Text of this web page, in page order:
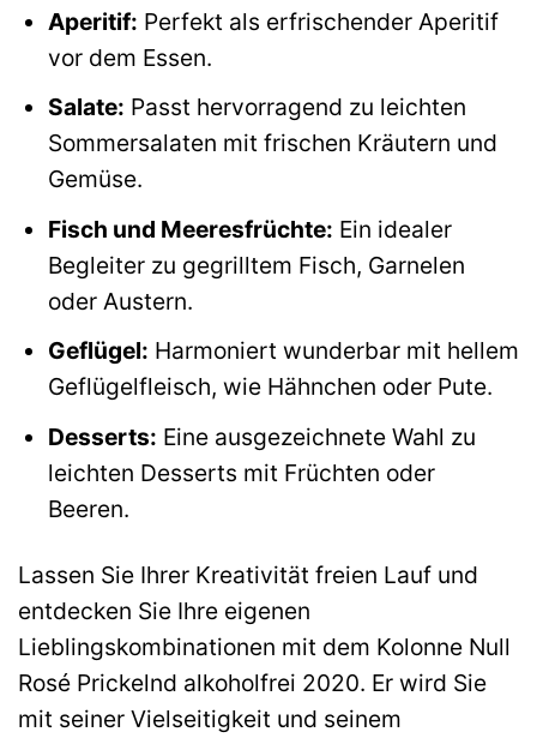
Aperitif: Perfekt als erfrischender Aperitif
vor dem Essen.
Salate: Passt hervorragend zu leichten
Sommersalaten mit frischen Kräutern und
Gemüse.
Fisch und Meeresfrüchte: Ein idealer
Begleiter zu gegrilltem Fisch, Garnelen
oder Austern.
Geflügel: Harmoniert wunderbar mit hellem
Geflügelfleisch, wie Hähnchen oder Pute.
Desserts: Eine ausgezeichnete Wahl zu
leichten Desserts mit Früchten oder
Beeren.
Lassen Sie Ihrer Kreativität freien Lauf und
entdecken Sie Ihre eigenen
Lieblingskombinationen mit dem Kolonne Null
Rosé Prickelnd alkoholfrei 2020. Er wird Sie
mit seiner Vielseitigkeit und seinem